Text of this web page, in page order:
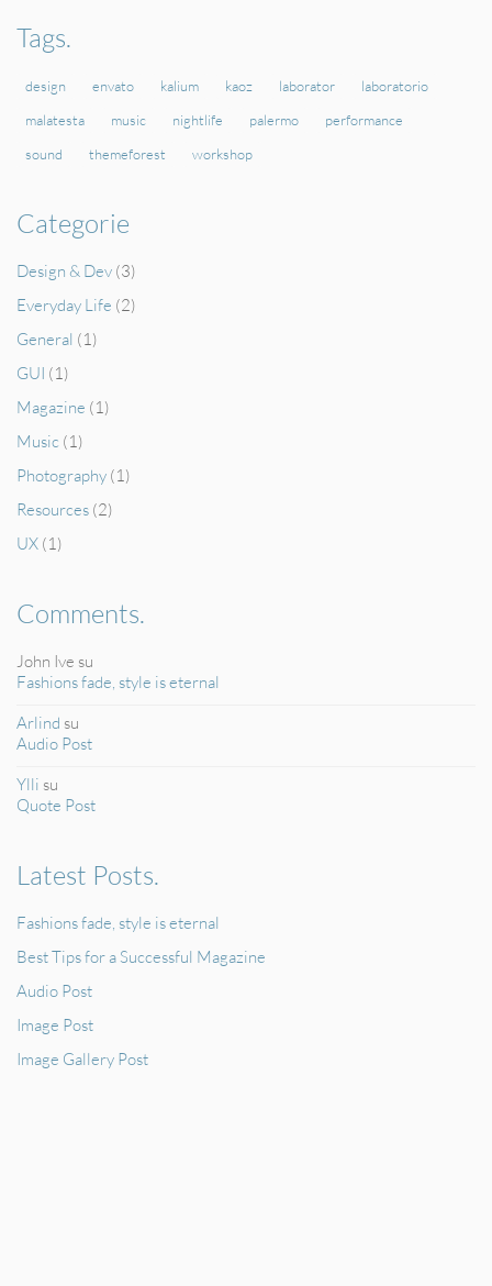
Tags.
design envato kalium kaoz laborator
laboratorio
malatesta
music nightlife palermo
performance
sound
themeforest workshop
Categorie
Design & Dev (3)
Everyday Life (2)
General (1)
GUI (1)
Magazine (1)
Music (1)
Photography (1)
Resources (2)
UX (1)
Comments.
John Ive su
Fashions fade, style is eternal
Arlind su
Audio Post
Ylli su
Quote Post
Latest Posts.
Fashions fade, style is eternal
Best Tips for a Successful Magazine
Audio Post
Image Post
Image Gallery Post